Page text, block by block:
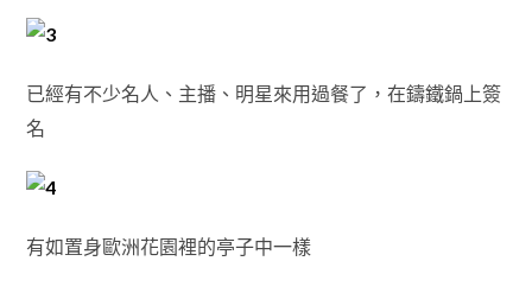
已經有不少名人、主播、明星來用過餐了，在鑄鐵鍋上簽
名
有如置身歐洲花園裡的亭子中一樣